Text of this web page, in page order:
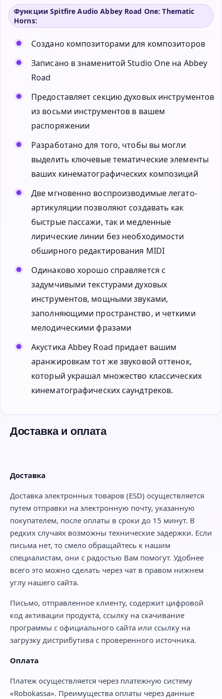
Функции Spitfire Audio Abbey Road One: Thematic
Horns:
Создано композиторами для композиторов
Записано в знаменитой Studio One на Abbey
Road
Предоставляет секцию духовых инструментов
из восьми инструментов в вашем
распоряжении
Разработано для того, чтобы вы могли
выделить ключевые тематические элементы
ваших кинематографических композиций
Две мгновенно воспроизводимые легато-
артикуляции позволяют создавать как
быстрые пассажи, так и медленные
лирические линии без необходимости
обширного редактирования MIDI
Одинаково хорошо справляется с
задумчивыми текстурами духовых
инструментов, мощными звуками,
заполняющими пространство, и четкими
мелодическими фразами
Акустика Abbey Road придает вашим
аранжировкам тот же звуковой оттенок,
который украшал множество классических
кинематографических саундтреков.
Доставка и оплата
Доставка
Доставка электронных товаров (ESD) осуществляется
путем отправки на электронную почту, указанную
покупателем, после оплаты в сроки до 15 минут. В
редких случаях возможны технические задержки. Если
письма нет, то смело обращайтесь к нашим
специалистам, они с радостью Вам помогут. Удобнее
всего это можно сделать через чат в правом нижнем
углу нашего сайта.
Письмо, отправленное клиенту, содержит цифровой
код активации продукта, ссылку на скачивание
программы с официального сайта или ссылку на
загрузку дистрибутива с проверенного источника.
Оплата
Платеж осуществляется через платежную систему
«Robokassa». Преимущества оплаты через данные